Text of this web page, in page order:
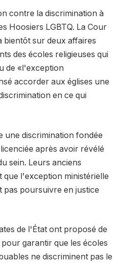
contre la discrimination à
Hoosiers LGBTQ. La Cour
sur deux affaires
des écoles religieuses qui
de «l'exception
accorder aux églises une
en ce qui
une discrimination fondée
après avoir révélé
sein. Leurs anciens
l'exception ministérielle
pas poursuivre en justice
de l'État ont proposé de
garantir que les écoles
ne discriminent pas le